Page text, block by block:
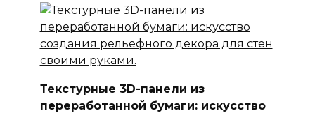
Текстурные 3D-панели из
переработанной бумаги: искусство